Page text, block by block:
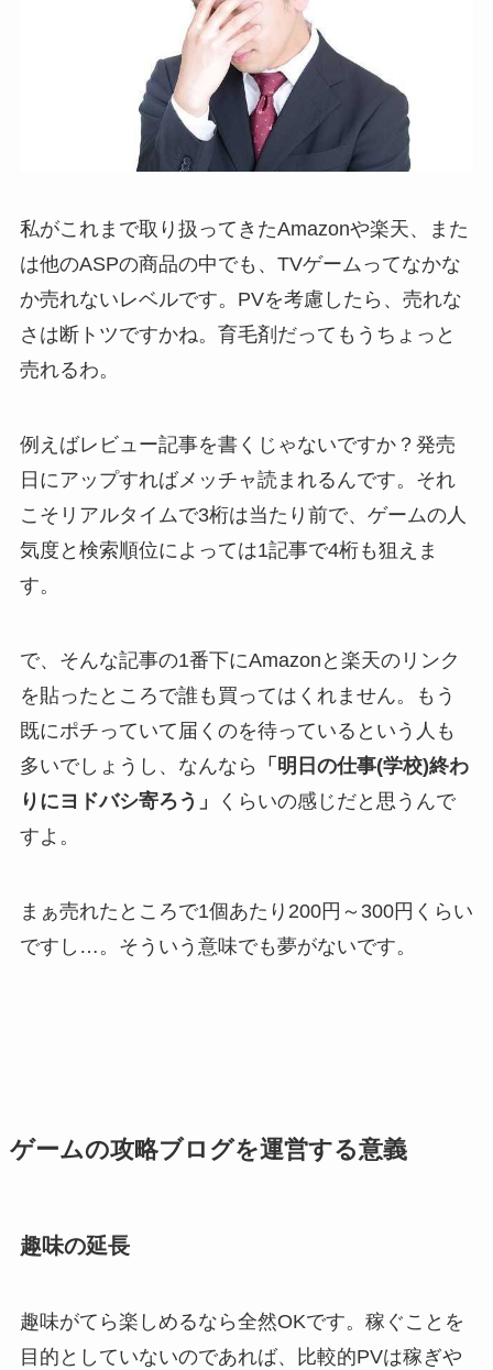
私がこれまで取り扱ってきたAmazonや楽天、また
は他のASPの商品の中でも、TVゲームってなかな
か売れないレベルです。PVを考慮したら、売れな
さは断トツですかね。育毛剤だってもうちょっと
売れるわ。
例えばレビュー記事を書くじゃないですか？発売
日にアップすればメッチャ読まれるんです。それ
こそリアルタイムで3桁は当たり前で、ゲームの人
気度と検索順位によっては1記事で4桁も狙えま
す。
で、そんな記事の1番下にAmazonと楽天のリンク
を貼ったところで誰も買ってはくれません。もう
既にポチっていて届くのを待っているという人も
多いでしょうし、なんなら
「明日の仕事(学校)終わ
りにヨドバシ寄ろう」
くらいの感じだと思うんで
すよ。
まぁ売れたところで1個あたり200円～300円くらい
ですし…。そういう意味でも夢がないです。
ゲームの攻略ブログを運営する意義
趣味の延長
趣味がてら楽しめるなら全然OKです。稼ぐことを
目的としていないのであれば、比較的PVは稼ぎや